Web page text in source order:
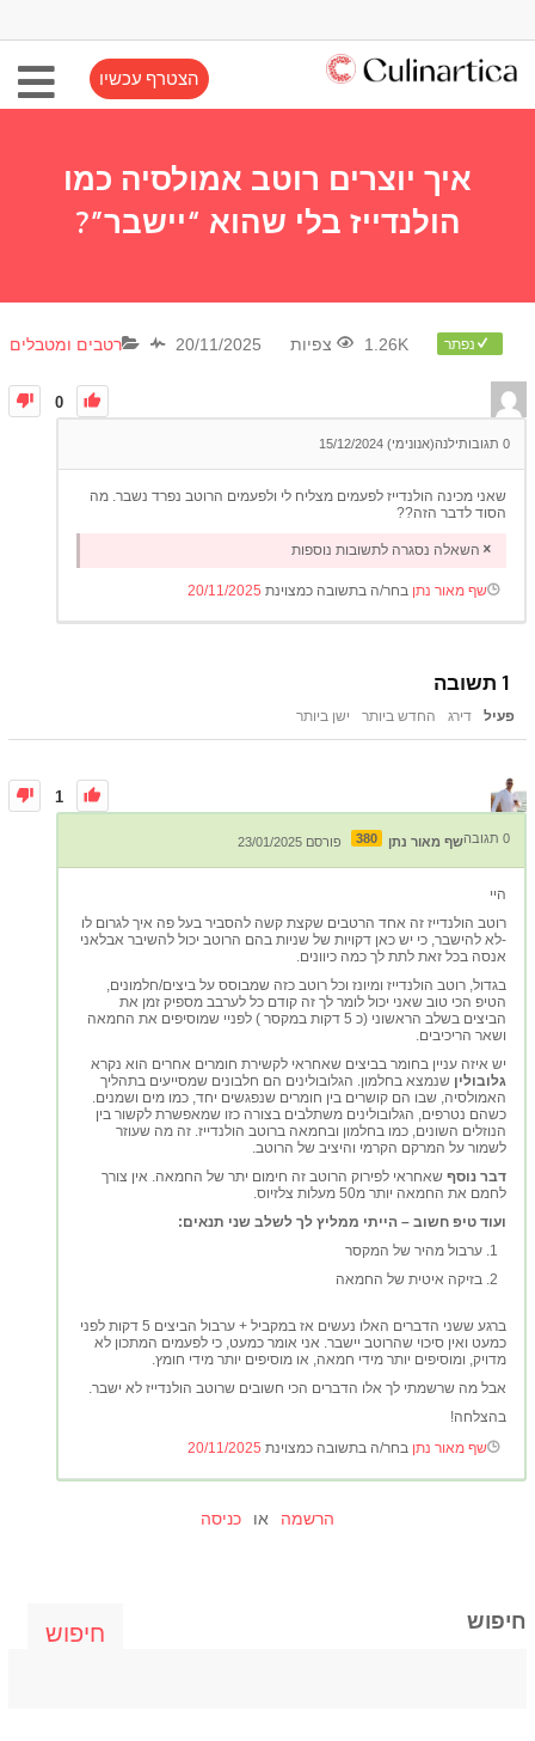
הצטרף עכשיו
איך יוצרים רוטב אמולסיה כמו
הולנדייז בלי שהוא “יישבר”?
נפתר 1.26K צפיות 20/11/2025 רטבים ומטבלים
0
ילנה(אנונימי) 15/12/2024 0 תגובות
שאני מכינה הולנדייז לפעמים מצליח לי ולפעמים הרוטב נפרד נשבר. מה
הסוד לדבר הזה??
השאלה נסגרה לתשובות נוספות
שף מאור נתן בחר/ה בתשובה כמצוינת 20/11/2025
1 תשובה
פעיל דירג החדש ביותר ישן ביותר
1
שף מאור נתן 380 פורסם 23/01/2025 0 תגובה
היי
רוטב הולנדייז זה אחד הרטבים שקצת קשה להסביר בעל פה איך לגרום לו
-לא להישבר, כי יש כאן דקויות של שניות בהם הרוטב יכול להשיבר אבלאני
אנסה בכל זאת לתת לך כמה כיוונים.
בגדול, רוטב הולנדייז ומיונז וכל רוטב כזה שמבוסס על ביצים/חלמונים,
הטיפ הכי טוב שאני יכול לומר לך זה קודם כל לערבב מספיק זמן את
הביצים בשלב הראשוני (כ 5 דקות במקסר ) לפניי שמוסיפים את החמאה
ושאר הריכיבים.
יש איזה עניין בחומר בביצים שאחראי לקשירת חומרים אחרים הוא נקרא
גלובולין שנמצא בחלמון. הגלובולינים הם חלבונים שמסייעים בתהליך
האמולסיה, שבו הם קושרים בין חומרים שנפגשים יחד, כמו מים ושמנים.
כשהם נטרפים, הגלובולינים משתלבים בצורה כזו שמאפשרת לקשור בין
הנוזלים השונים, כמו בחלמון ובחמאה ברוטב הולנדייז. זה מה שעוזר
לשמור על המרקם הקרמי והיציב של הרוטב.
דבר נוסף שאחראי לפירוק הרוטב זה חימום יתר של החמאה. אין צורך
לחמם את החמאה יותר מ50 מעלות צלזיוס.
ועוד טיפ חשוב – הייתי ממליץ לך לשלב שני תנאים:
ערבול מהיר של המקסר
בזיקה איטית של החמאה
ברגע ששני הדברים האלו נעשים אז במקביל + ערבול הביצים 5 דקות לפני
כמעט ואין סיכוי שהרוטב יישבר. אני אומר כמעט, כי לפעמים המתכון לא
מדויק, ומוסיפים יותר מידי חמאה, או מוסיפים יותר מידי חומץ.
אבל מה שרשמתי לך אלו הדברים הכי חשובים שרוטב הולנדייז לא ישבר.
בהצלחה!
שף מאור נתן בחר/ה בתשובה כמצוינת 20/11/2025
הרשמה או כניסה
חיפוש חיפוש